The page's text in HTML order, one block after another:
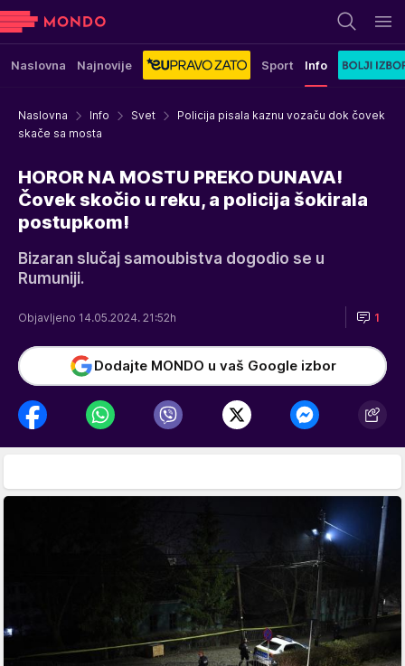
Naslovna Najnovije Sport Info
Naslovna Info Svet
Policija pisala kaznu vozaču dok čovek
skače sa mosta
HOROR NA MOSTU PREKO DUNAVA!
Čovek skočio u reku, a policija šokirala
postupkom!
Bizaran slučaj samoubistva dogodio se u
Rumuniji.
Objavljeno 14.05.2024. 21:52h 1
Dodajte MONDO u vaš Google izbor